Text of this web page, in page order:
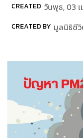
CREATED วันพุธ, 03
CREATED BY มูลนิธิชี